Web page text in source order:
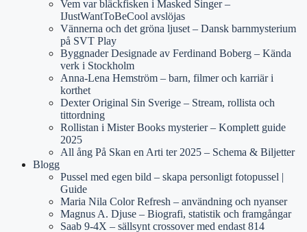
Vem var bläckfisken i Masked Singer –
IJustWantToBeCool avslöjas
Vännerna och det gröna ljuset – Dansk barnmysterium
på SVT Play
Byggnader Designade av Ferdinand Boberg – Kända
verk i Stockholm
Anna-Lena Hemström – barn, filmer och karriär i
korthet
Dexter Original Sin Sverige – Stream, rollista och
tittordning
Rollistan i Mister Books mysterier – Komplett guide
2025
All ång På Skan en Arti ter 2025 – Schema & Biljetter
Blogg
Pussel med egen bild – skapa personligt fotopussel |
Guide
Maria Nila Color Refresh – användning och nyanser
Magnus A. Djuse – Biografi, statistik och framgångar
Saab 9-4X – sällsynt crossover med endast 814